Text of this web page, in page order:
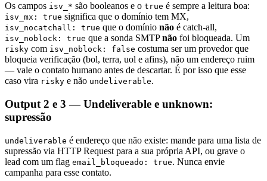
Os campos isv_* são booleanos e o true é sempre a leitura boa:
isv_mx: true significa que o domínio tem MX,
isv_nocatchall: true que o domínio não é catch-all,
isv_noblock: true que a sonda SMTPnão foi bloqueada. Um
risky com isv_noblock: false costuma ser um provedor que
bloqueia verificação (bol, terra, uol e afins), não um endereço ruim
— vale o contato humano antes de descartar. É por isso que esse
caso vira risky e não undeliverable.
Output 2 e 3 — Undeliverable e unknown:
supressão
undeliverable é endereço que não existe: mande para uma lista de
supressão via HTTP Request para a sua própria API, ou grave o
lead com um flag email_bloqueado: true. Nunca envie
campanha para esse contato.